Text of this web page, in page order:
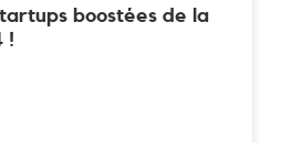
boostées de la
!